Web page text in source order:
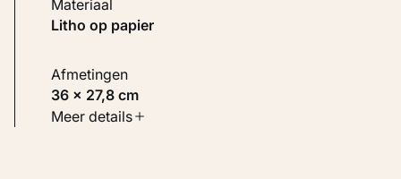
Materiaal
Litho op papier
Afmetingen
36 × 27,8 cm
Soort werk
Meer details